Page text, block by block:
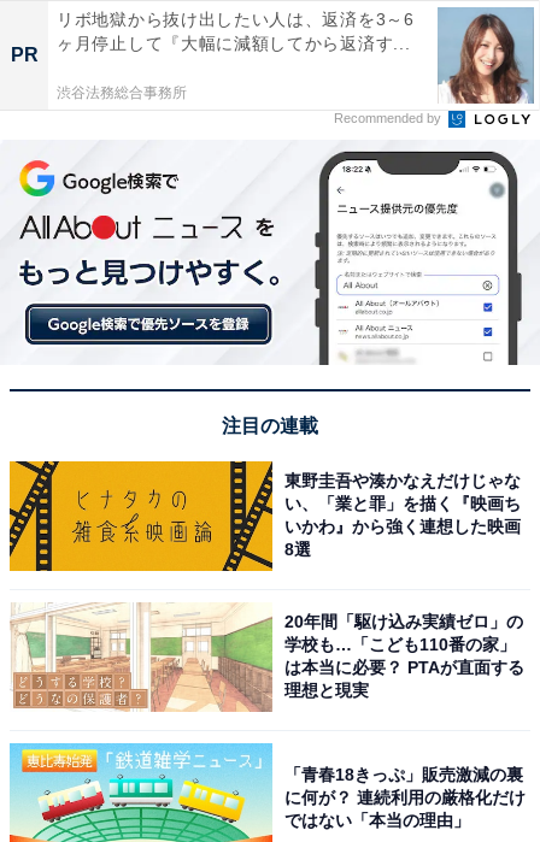
PR
リボ地獄から抜け出したい人は、返済を3～6
ヶ月停止して『大幅に減額してから返済す...
渋谷法務総合事務所
Recommended by
注目の連載
東野圭吾や湊かなえだけじゃな
い、「業と罪」を描く『映画ち
いかわ』から強く連想した映画
8選
20年間「駆け込み実績ゼロ」の
学校も…「こども110番の家」
は本当に必要？ PTAが直面する
理想と現実
「青春18きっぷ」販売激減の裏
に何が？ 連続利用の厳格化だけ
ではない「本当の理由」